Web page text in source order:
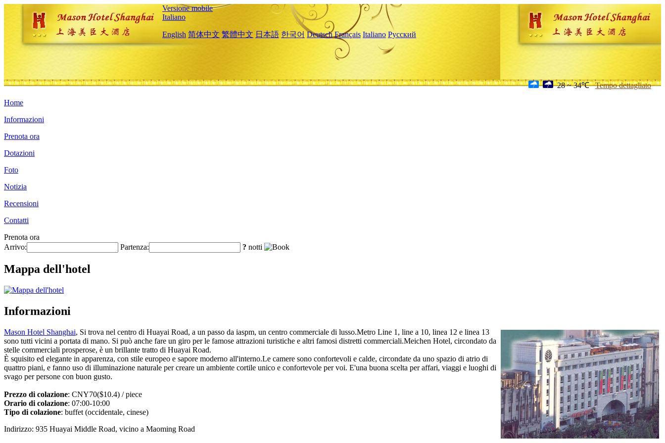
Versione mobile
Italiano
English 简体中文 繁體中文 日本語 한국어 Deutsch Français Italiano Русский
28 ~ 34℃ Tempo dettagliato
Home
Informazioni
Prenota ora
Dotazioni
Foto
Notizia
Recensioni
Contatti
Prenota ora
Arrivo:
Partenza: ? notti
Mappa dell'hotel
Informazioni
Mason Hotel Shanghai, Si trova nel centro di Huayai Road, a un passo da iaspm, un centro commerciale di lusso.Metro Line 1, line a 10, linea 12 e linea 13
sono tutti vicini a portata di mano. Si può anche fare un giro per le famose attrazioni turistiche e altri famosi distretti commerciali.Meichen Hotel, circondato da
stelle commerciali prosperose, è un brillante tratto di Huayai Road.
È squisito ed elegante in apparenza, con stile europeo e sapore moderno all'interno.Le camere sono confortevoli e calde, circondate da uno spazio di atrio di
quattro piani, e fanno uso di illuminazione naturale per creare un ambiente cortile unico e confortevole per voi. E'una buona scelta per affari, viaggi e luoghi di
svago per persone con buon gusto.
Prezzo di colazione: CNY70($10.4) / piece
Orario di colazione: 07:00-10:00
Tipo di colazione: buffet (occidentale, cinese)
Indirizzo: 935 Huayai Middle Road, vicino a Maoming Road